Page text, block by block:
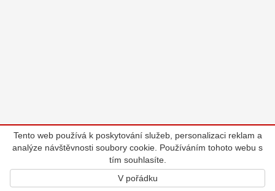
Tento web používá k poskytování služeb, personalizaci reklam a
analýze návštěvnosti soubory cookie. Používáním tohoto webu s
tím souhlasíte.
V pořádku